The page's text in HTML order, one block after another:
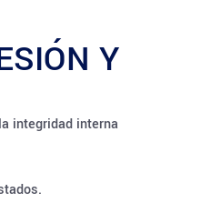
Y
integridad interna